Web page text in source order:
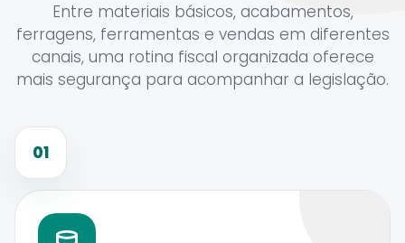
Entre materiais básicos, acabamentos,
ferragens, ferramentas e vendas em diferentes
canais, uma rotina fiscal organizada oferece
mais segurança para acompanhar a legislação.
01